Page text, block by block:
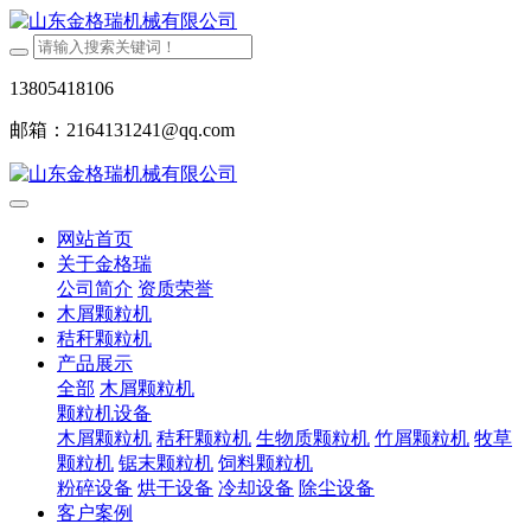
13805418106
邮箱：2164131241@qq.com
网站首页
关于金格瑞
公司简介 资质荣誉
木屑颗粒机
秸秆颗粒机
产品展示
全部 木屑颗粒机
颗粒机设备
木屑颗粒机 秸秆颗粒机 生物质颗粒机 竹屑颗粒机 牧草
颗粒机 锯末颗粒机 饲料颗粒机
粉碎设备 烘干设备 冷却设备 除尘设备
客户案例